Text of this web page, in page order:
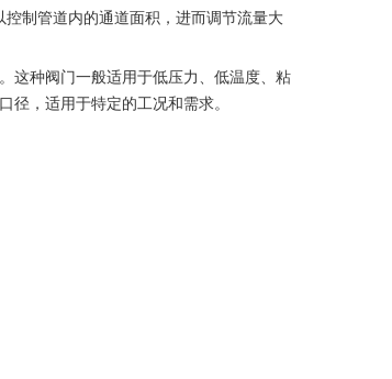
制管道内的通道面积，进而调节流量大
种阀门一般适用于低压力、 低温度、粘
径，适用于特定的工况和需求。